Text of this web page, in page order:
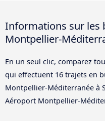
Informations sur les
Montpellier-
En un seul clic, comparez
qui effectuent 16 trajets en
Montpellier-Méditerranée à
Aéroport Montpellier-